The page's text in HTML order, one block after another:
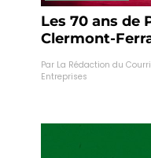
Les 70 ans de
Clermont-
Par La Rédaction du
Entreprises